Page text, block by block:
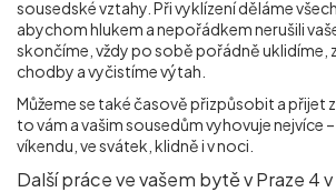
sousedské vztahy. Při vyklízení děláme
abychom hlukem a nepořádkem nerušili
skončíme, vždy po sobě pořádně uklidíme,
chodby a vyčistíme výtah.
Můžeme se také časově přizpůsobit a přijet
to vám a vašim sousedům vyhovuje nejvíce
víkendu, ve svátek, klidně i v noci.
Další práce ve vašem bytě v Praze 4